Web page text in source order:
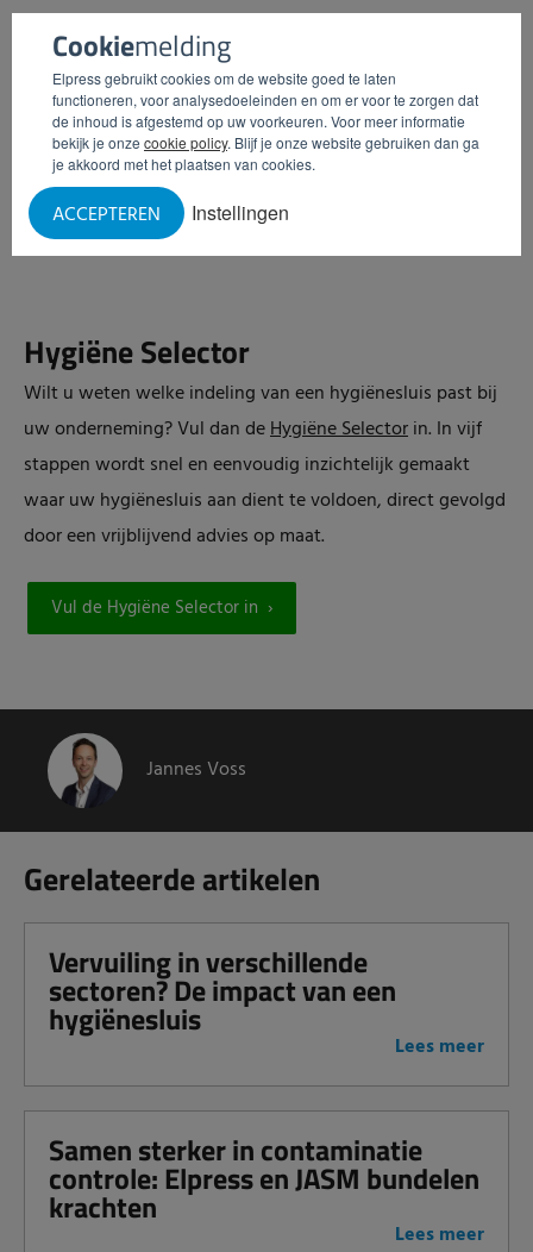
Cookiemelding
Elpress gebruikt cookies om de website goed te laten
functioneren, voor analysedoeleinden en om er voor te zorgen dat
de inhoud is afgestemd op uw voorkeuren. Voor meer informatie
bekijk je onze cookie policy. Blijf je onze website gebruiken dan ga
je akkoord met het plaatsen van cookies.
Instellingen
ACCEPTEREN
Hygiëne Selector
Wilt u weten welke indeling van een hygiënesluis past bij
uw onderneming? Vul dan deHygiëne Selectorin. In vijf
stappen wordt snel en eenvoudig inzichtelijk gemaakt
waar uw hygiënesluis aan dient te voldoen, direct gevolgd
door een vrijblijvend advies op maat.
Vul de Hygiëne Selector in
Jannes Voss
Gerelateerde artikelen
Vervuiling in verschillende
sectoren? De impact van een
hygiënesluis
Lees meer
Samen sterker in contaminatie
controle: Elpress en JASM bundelen
krachten
Lees meer